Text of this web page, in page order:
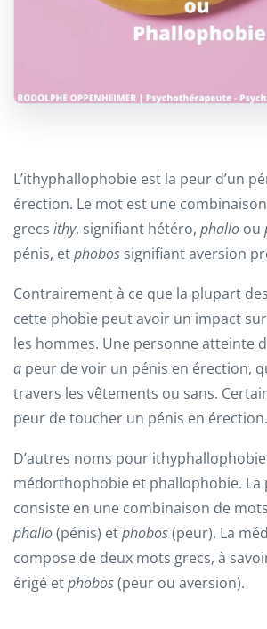
L’ithyphallophobie est la peur d’un
érection. Le mot est une
grecs ithy, signifiant hétéro, phallo ou
pénis, etphobos signifiant aversion
Contrairement à ce que la plupart
cette phobie peut avoir un impact
les hommes. Une personne atteinte
a peur de voir un pénis en érection,
travers les vêtements ou sans.
peur de toucher un pénis en érection.
D’autres noms pour
médorthophobie et phallophobie. La
consiste en une combinaison de
phallo(pénis) etphobos(peur). La
compose de deux mots grecs, à
érigé etphobos(peur ou aversion).